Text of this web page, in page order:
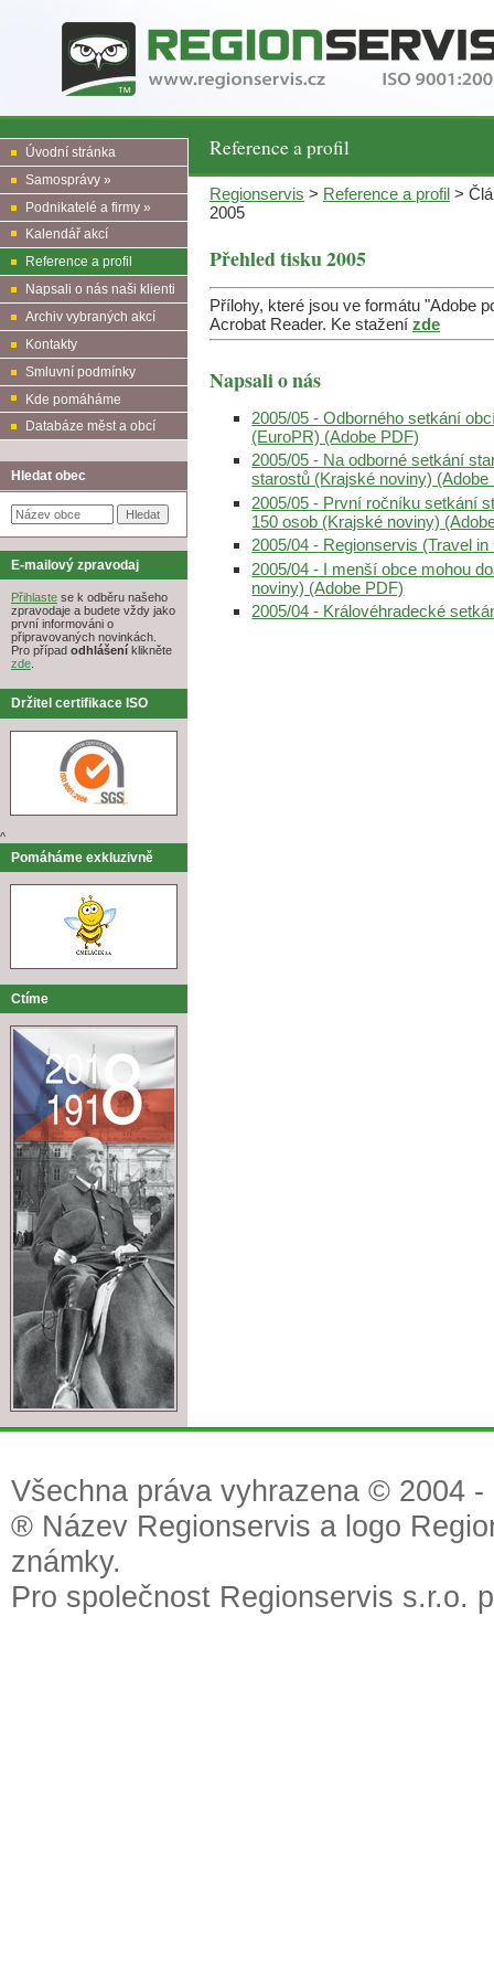
Reference a profil
Úvodní stránka
Samosprávy »
Podnikatelé a firmy »
Kalendář akcí
Reference a profil
Napsali o nás naši klienti
Archiv vybraných akcí
Kontakty
Smluvní podmínky
Kde pomáháme
Databáze měst a obcí
Hledat obec
E-mailový zpravodaj
Přihlaste se k odběru našeho
zpravodaje a budete vždy jako
první informováni o
připravovaných novinkách.
Pro případ odhlášení klikněte
zde.
Držitel certifikace ISO
^
Pomáháme exkluzivně
Ctíme
Regionservis > Reference a profil >
2005
Přehled tisku 2005
Přílohy, které jsou ve formátu "Adobe
Acrobat Reader. Ke stažení zde
Napsali o nás
2005/05 - Odborného setkání
(EuroPR) (Adobe PDF)
2005/05 - Na odborné setkání
starostů (Krajské noviny) (Adobe
2005/05 - První ročníku setkání
150 osob (Krajské noviny)
2005/04 - Regionservis (Travel
2005/04 - I menší obce mohou
noviny) (Adobe PDF)
2005/04 - Královéhradecké
Všechna práva vyhrazena © 2004
® Název Regionservis a logo
známky.
Pro společnost Regionservis s.r.o.